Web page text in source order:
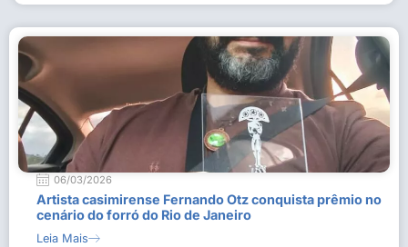
06/03/2026
Artista casimirense Fernando Otz conquista prêmio no
cenário do forró do Rio de Janeiro
Leia Mais